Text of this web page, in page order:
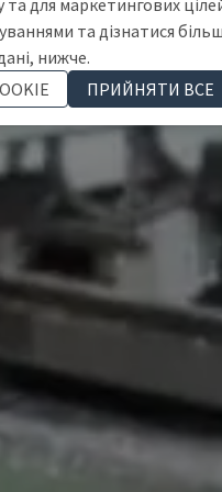
та для маркетингових
та дізнатися
нижче.
ПРИЙНЯТИ ВСЕ